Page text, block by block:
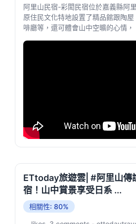
阿里山民宿-彩閎民宿位於嘉義縣阿
原住民文化特地設置了精品館跟陶
啡廳等，還可體會山中空曠的心情，
ETtoday旅遊雲| #阿里山傳
宿！山中賞景享受日系 ...
相關性: 80%